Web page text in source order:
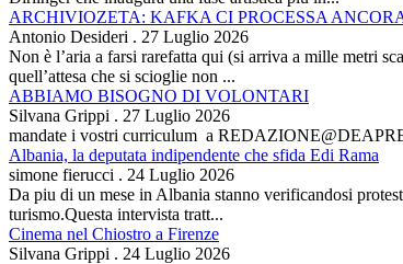
ARCHIVIOZETA: KAFKA CI PROCESSA
Antonio Desideri . 27 Luglio 2026
Non è l’aria a farsi rarefatta qui (si arriva a mille metri
quell’attesa che si scioglie non ...
ABBIAMO BISOGNO DI VOLONTARI
Silvana Grippi . 27 Luglio 2026
mandate i vostri curriculum a
Albania, la deputata indipendente che sfida Edi Rama
simone fierucci . 24 Luglio 2026
Da piu di un mese in Albania stanno verificandosi
turismo.Questa intervista tratt...
Cinema nel Chiostro a Firenze
Silvana Grippi . 24 Luglio 2026